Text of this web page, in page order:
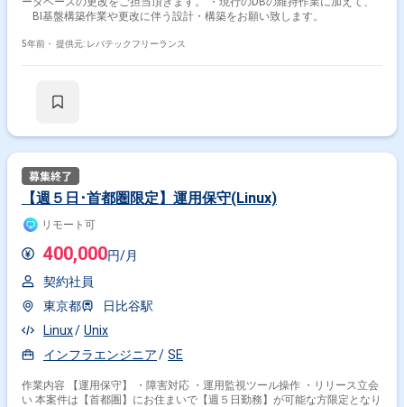
BI基盤構築作業や更改に伴う設計・構築をお願い致します。
5年前・ 提供元: レバテックフリーランス
【週５日･首都圏限定】運用保守(Linux)
リモート可
400,000円/月
契約社員
東京都
日比谷駅
Linux
Unix
インフラエンジニア
SE
作業内容 【運用保守】 ・障害対応 ・運用監視ツール操作 ・リリース立会
い 本案件は【首都圏】にお住まいで【週５日勤務】が可能な方限定となり
その他の条件で検索する
その他開発言語・スキルから探す
Windows
その他の職種から探す
インフラエンジニア
サーバーエンジニア
バックエンドエンジニア
スマホアプリエンジニア